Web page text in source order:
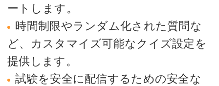
ートします。
時間制限やランダム化された質問な
ど、カスタマイズ可能なクイズ設定を
提供します。
試験を安全に配信するための安全な